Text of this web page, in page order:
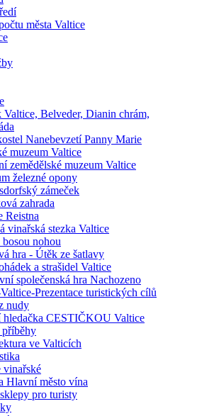
města Valtice
Valtice, Belveder, Dianin chrám,
Nanebevzetí Panny Marie
muzeum Valtice
zemědělské muzeum Valtice
železné opony
zámeček
zahrada
Reistna
vinařská stezka Valtice
bosou nohou
hra - Útěk ze šatlavy
a strašidel Valtice
společenská hra Nachozeno
Prezentace turistických cílů
nudy
hledačka CESTIČKOU Valtice
příběhy
ve Valticích
vinařské
Hlavní město vína
pro turisty